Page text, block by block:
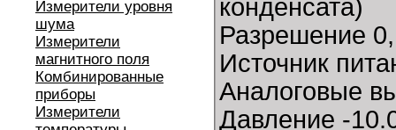
Измерители уровня
шума
Измерители
магнитного поля
Комбинированные
приборы
Измерители
конденсата)
Разрешение
Источник
Аналоговые
Давление -